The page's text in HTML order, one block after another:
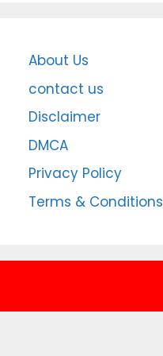
About Us
contact us
Disclaimer
DMCA
Privacy Policy
Terms & Conditions